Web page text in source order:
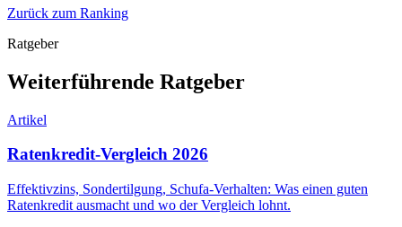
Zurück zum Ranking
Ratgeber
Weiterführende Ratgeber
Artikel
Ratenkredit-Vergleich 2026
Effektivzins, Sondertilgung, Schufa-Verhalten: Was einen guten
Ratenkredit ausmacht und wo der Vergleich lohnt.